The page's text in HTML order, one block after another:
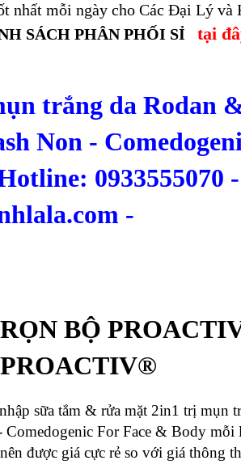
nhất mỗi ngày cho Các Đại Lý và
SÁCH PHÂN PHỐI SỈ tại
trắng da Rodan
Non -
0933555070 -
-
BỘ
sữa tắm & rửa mặt 2in1 trị mụn
For Face & Body mỗi
được giá cực rẻ so với giá thông